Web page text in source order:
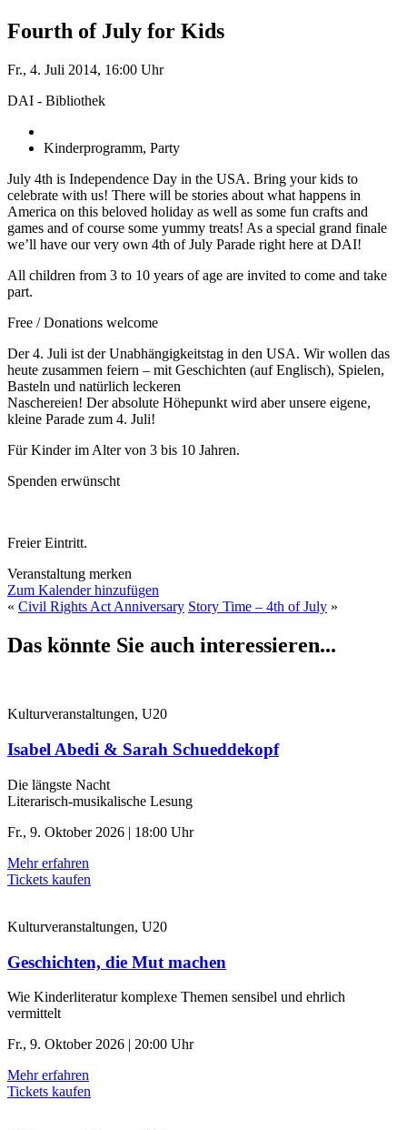
Fourth of July for Kids
Fr., 4. Juli 2014, 16:00 Uhr
DAI - Bibliothek
Kinderprogramm, Party
July 4th is Independence Day in the USA. Bring your kids to
celebrate with us! There will be stories about what happens in
America on this beloved holiday as well as some fun crafts and
games and of course some yummy treats! As a special grand finale
we’ll have our very own 4th of July Parade right here at DAI!
All children from 3 to 10 years of age are invited to come and take
part.
Free / Donations welcome
Der 4. Juli ist der Unabhängigkeitstag in den USA. Wir wollen das
heute zusammen feiern – mit Geschichten (auf Englisch), Spielen,
Basteln und natürlich leckeren
Naschereien! Der absolute Höhepunkt wird aber unsere eigene,
kleine Parade zum 4. Juli!
Für Kinder im Alter von 3 bis 10 Jahren.
Spenden erwünscht
Freier Eintritt.
Veranstaltung merken
Zum Kalender hinzufügen
« Civil Rights Act Anniversary Story Time – 4th of July »
Das könnte Sie auch interessieren...
Kulturveranstaltungen, U20
Isabel Abedi & Sarah Schueddekopf
Die längste Nacht
Literarisch-musikalische Lesung
Fr., 9. Oktober 2026 | 18:00 Uhr
Mehr erfahren
Tickets kaufen
Kulturveranstaltungen, U20
Geschichten, die Mut machen
Wie Kinderliteratur komplexe Themen sensibel und ehrlich
vermittelt
Fr., 9. Oktober 2026 | 20:00 Uhr
Mehr erfahren
Tickets kaufen